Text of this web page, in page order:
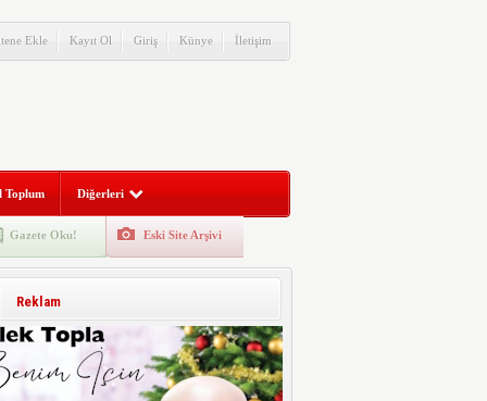
Ekle Kayıt Ol Giriş Künye İletişim
Toplum Diğerleri
Gazete Oku! Eski Site Arşivi
Reklam